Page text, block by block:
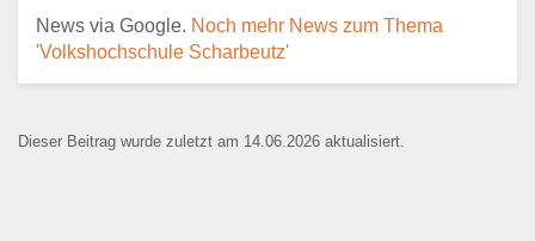
News via Google. Noch mehr News zum Thema
'Volkshochschule Scharbeutz'
Dieser Beitrag wurde zuletzt am 14.06.2026 aktualisiert.